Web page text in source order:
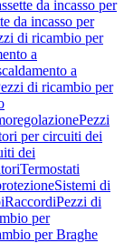
da incasso per
da incasso per
di ricambio per
a
a
di ricambio per
Pezzi
per circuiti dei
dei
Termostati
Sistemi di
RaccordiPezzi di
per
per Braghe